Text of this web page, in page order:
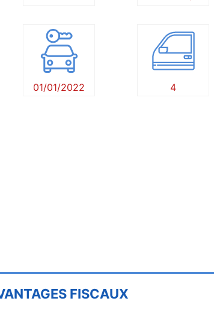
01/01/2022 4
FISCAUX